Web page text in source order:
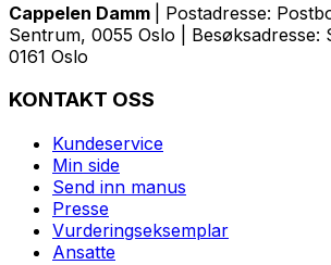
Cappelen Damm
| Postadresse:
Sentrum, 0055 Oslo | Besøksadresse:
0161 Oslo
KONTAKT OSS
Kundeservice
Min side
Send inn manus
Presse
Vurderingseksemplar
Ansatte